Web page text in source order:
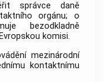
správce daně
orgánu; o
bezodkladně
komisi.
mezinárodní
kontaktnímu